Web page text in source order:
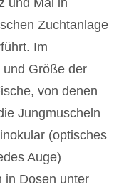
Zuchtanlage
Im
und Größe der
von denen
Jungmuscheln
(optisches
Auge)
in Dosen unter